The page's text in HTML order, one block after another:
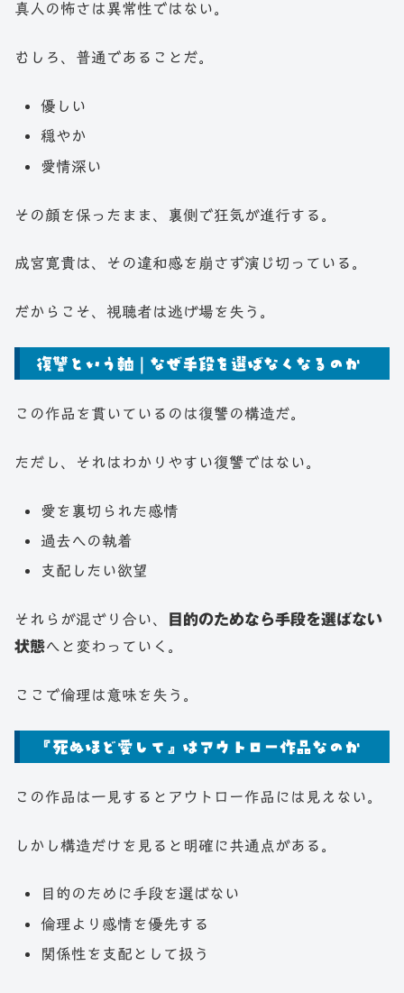
真人の怖さは異常性ではない。
むしろ、普通であることだ。
優しい
穏やか
愛情深い
その顔を保ったまま、裏側で狂気が進行する。
成宮寛貴は、その違和感を崩さず演じ切っている。
だからこそ、視聴者は逃げ場を失う。
復讐という軸｜なぜ手段を選ばなくなるのか
この作品を貫いているのは復讐の構造だ。
ただし、それはわかりやすい復讐ではない。
愛を裏切られた感情
過去への執着
支配したい欲望
それらが混ざり合い、
目的のためなら手段を選ばない
状態へと変わっていく。
ここで倫理は意味を失う。
『死ぬほど愛して』はアウトロー作品なのか
この作品は一見するとアウトロー作品には見えない。
しかし構造だけを見ると明確に共通点がある。
目的のために手段を選ばない
倫理より感情を優先する
関係性を支配として扱う